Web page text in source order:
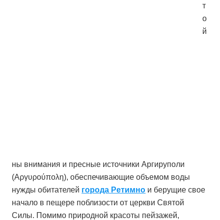
т
о
й
ны внимания и пресные источники Аргируполи
(Αργυρούπολη), обеспечивающие объемом воды
нужды обитателей города Ретимно и берущие свое
начало в пещере поблизости от церкви Святой
Силы. Помимо природной красоты пейзажей,